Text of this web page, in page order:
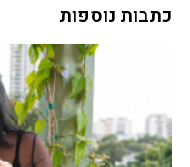
כתבות נוספות